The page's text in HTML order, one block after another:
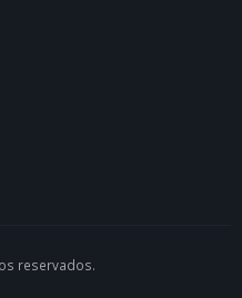
reservados.